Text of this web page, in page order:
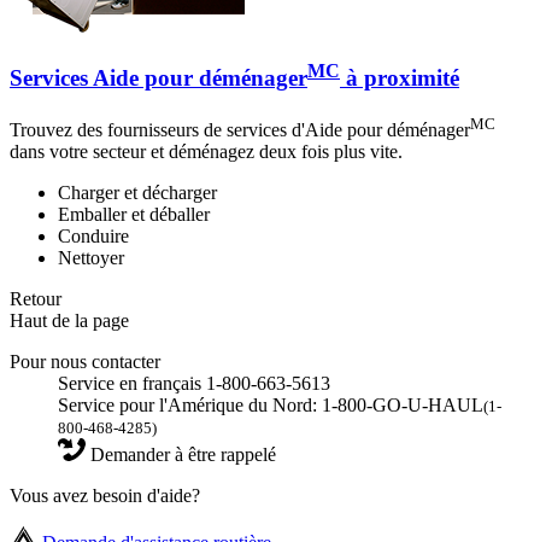
Services Aide pour déménagerMC à proximité
Trouvez des fournisseurs de services d'Aide pour déménagerMC
dans votre secteur et déménagez deux fois plus vite.
Charger et décharger
Emballer et déballer
Conduire
Nettoyer
Retour
Haut de la page
Pour nous contacter
Service en français 1-800-663-5613
Service pour l'Amérique du Nord: 1-800-GO-U-HAUL(1-
800-468-4285)
Demander à être rappelé
Vous avez besoin d'aide?